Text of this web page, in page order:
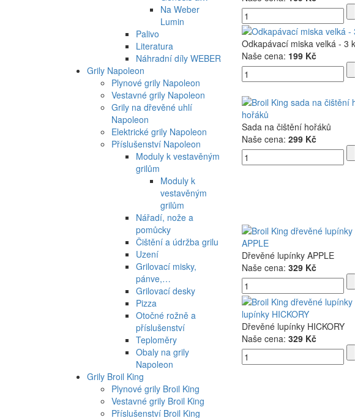
Na Weber
Lumin
Palivo
Literatura
Náhradní díly WEBER
Grily Napoleon
Plynové grily Napoleon
Vestavné grily Napoleon
Grily na dřevěné uhlí
Napoleon
Elektrické grily Napoleon
Příslušenství Napoleon
Moduly k vestavěným
grilům
Moduly k
vestavěným
grilům
Nářadí, nože a
pomůcky
Čištění a údržba grilu
Uzení
Grilovací misky,
pánve,…
Grilovací desky
Pizza
Otočné rožně a
příslušenství
Teploměry
Obaly na grily
Napoleon
Grily Broil King
Plynové grily Broil King
Vestavné grily Broil King
Příslušenství Broil King
Odkapávací miska velká - 3
Naše cena: 199 Kč
hořáků
Sada na čištění hořáků
Naše cena: 299 Kč
APPLE
Dřevěné lupínky APPLE
Naše cena: 329 Kč
lupínky HICKORY
Dřevěné lupínky HICKORY
Naše cena: 329 Kč